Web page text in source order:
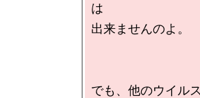
は
出来ませんのよ。
でも、他のウイル